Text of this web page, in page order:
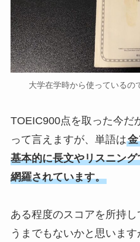
大学在学時から使っているの
TOEIC900点を取った今だ
って言えますが、単語は
基本的に長文やリスニン
網羅されています。
ある程度のスコアを所持
うまでもないかと思いま